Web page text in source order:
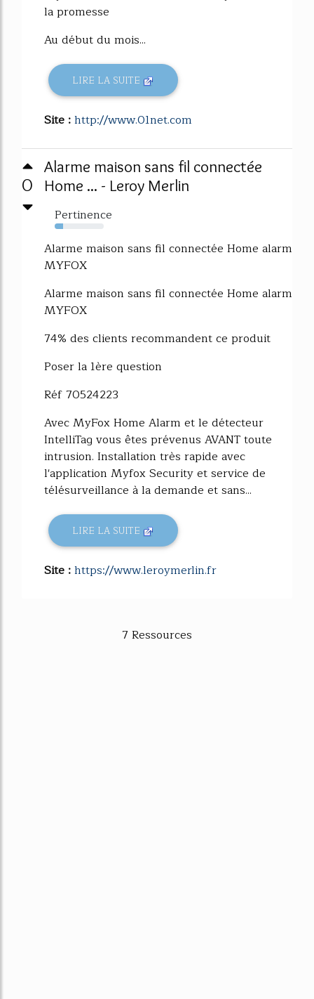
la promesse
Au début du mois...
LIRE LA SUITE
Site :http://www.01net.com
0
Alarme maison sans fil connectée
Home ... - Leroy Merlin
Pertinence
17%
Alarme maison sans fil connectée Home alarm
MYFOX
Alarme maison sans fil connectée Home alarm
MYFOX
74% des clients recommandent ce produit
Poser la 1ère question
Réf 70524223
Avec MyFox Home Alarm et le détecteur
IntelliTag vous êtes prévenus AVANT toute
intrusion. Installation très rapide avec
l'application Myfox Security et service de
télésurveillance à la demande et sans...
LIRE LA SUITE
Site :https://www.leroymerlin.fr
7 Ressources